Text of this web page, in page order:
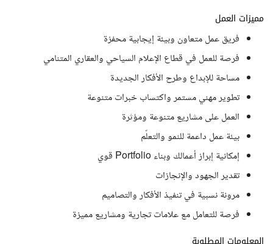
مميزات العمل
فريق عمل متعاون وبيئة إيجابية محفزة
فرصة للعمل في قطاع الإعلام السياحي والعقاري المتنامي
مساحة للإبداع وطرح الأفكار الجديدة
تطوير مهني مستمر واكتساب خبرات متنوعة
العمل على مشاريع متنوعة ومؤثرة
بيئة عمل داعمة للنمو والتعلّم
إمكانية إبراز أعمالك وبناء Portfolio قوي
تقدير الجهود والإنجازات
مرونة نسبية في تنفيذ الأفكار والتصاميم
فرصة للتعامل مع علامات تجارية ومشاريع مميزة